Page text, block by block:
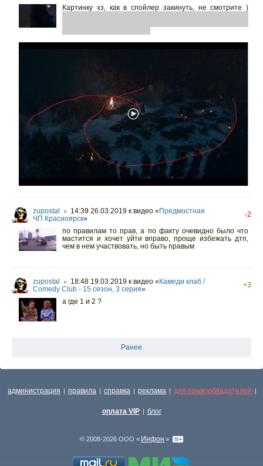
Картинку хз, как в спойлер закинуть, не смотрите )
zupostal ○ 14:39 26.03.2019 к видео «Предмостная
ЧП Красноярск»
-2
по правилам то прав, а по факту очевидно было что
мастится и хочет уйти вправо, проще избежать дтп,
чем в нем участвовать, но быть правым
zupostal ○ 18:48 19.03.2019 к видео «Камеди клаб /
Comedy Club - 15 сезон, 3 серия»
+3
а где 1 и 2 ?
Ранее
администрация | правила | справка | реклама | для правообладателей |
оплата VIP | блог
© 2008-2026 ООО « Инфон »